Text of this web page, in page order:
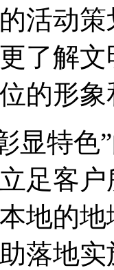
活动
了解
的形
显特
足客
地的
落地